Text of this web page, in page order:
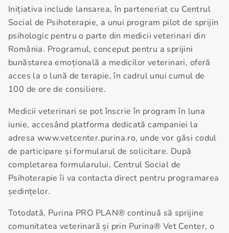
Inițiativa include lansarea, în parteneriat cu Centrul
Social de Psihoterapie, a unui program pilot de sprijin
psihologic pentru o parte din medicii veterinari din
România. Programul, conceput pentru a sprijini
bunăstarea emoțională a medicilor veterinari, oferă
acces la o lună de terapie, în cadrul unui cumul de
100 de ore de consiliere.
Medicii veterinari se pot înscrie în program în luna
iunie, accesând platforma dedicată campaniei la
adresa www.vetcenter.purina.ro, unde vor găsi codul
de participare și formularul de solicitare. După
completarea formularului, Centrul Social de
Psihoterapie îi va contacta direct pentru programarea
ședințelor.
Totodată, Purina PRO PLAN® continuă să sprijine
comunitatea veterinară și prin Purina® Vet Center, o